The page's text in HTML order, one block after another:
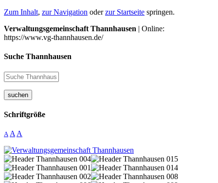
Zum Inhalt, zur Navigation oderzur Startseite springen.
Verwaltungsgemeinschaft Thannhausen | Online:
https://www.vg-thannhausen.de/
Suche Thannhausen
suchen
Schriftgröße
A A A